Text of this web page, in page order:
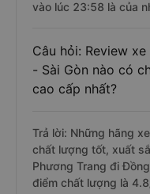
vào lúc 23:58 là của
Câu hỏi: Review
- Sài Gòn nào có
cao cấp nhất?
Trả lời: Những hãng
chất lượng tốt, xuất
Phương Trang đi
điểm chất lượng là